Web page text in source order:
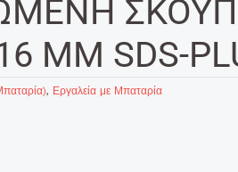
MM SDS-
, Εργαλεία με Μπαταρία